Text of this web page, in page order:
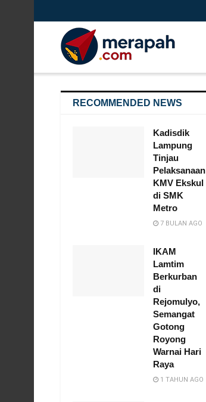
RECOMMENDED NEWS
Kadisdik
Lampung
Tinjau
Pelaksanaan
KMV Ekskul
di SMK
Metro
7 BULAN AGO
IKAM
Lamtim
Berkurban
di
Rejomulyo,
Semangat
Gotong
Royong
Warnai Hari
Raya
1 TAHUN AGO